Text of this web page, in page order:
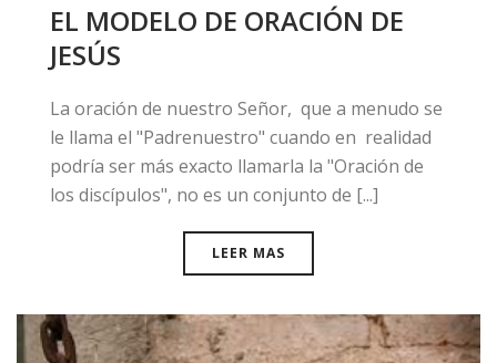
EL MODELO DE ORACIÓN DE
JESÚS
​La oración de nuestro Señor, que a menudo se
le llama el "Padrenuestro" cuando en realidad
podría ser más exacto llamarla la "Oración de
los discípulos", no es un conjunto de [...]
LEER MAS